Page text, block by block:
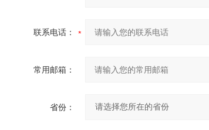
联系电话：
常用邮箱：
省份：